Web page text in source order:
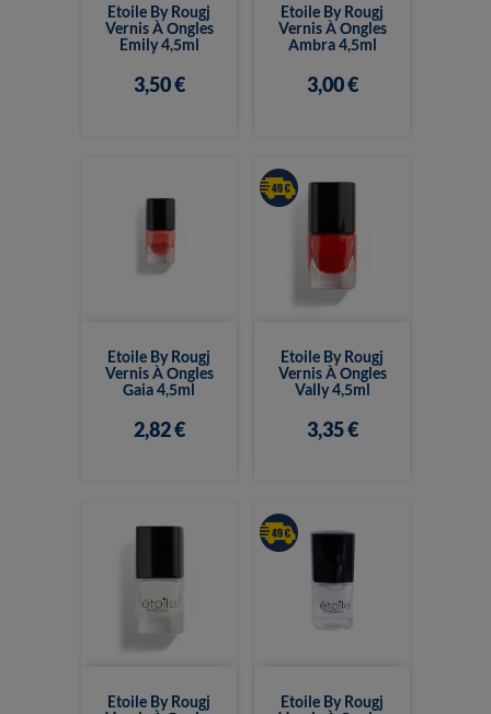
Etoile By Rougj
Vernis À Ongles
Emily 4,5ml
3,50 €
Etoile By Rougj
Vernis À Ongles
Ambra 4,5ml
3,00 €
Etoile By Rougj
Vernis À Ongles
Gaia 4,5ml
2,82 €
Etoile By Rougj
Vernis À Ongles
Vally 4,5ml
3,35 €
Etoile By Rougj
Etoile By Rougj